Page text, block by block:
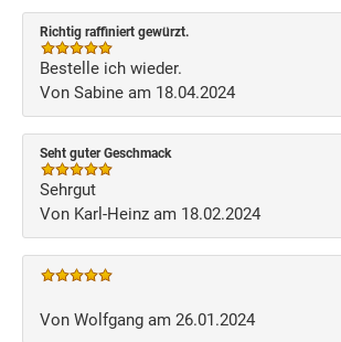
Richtig raffiniert gewürzt.
Bestelle ich wieder.
Von Sabine am 18.04.2024
Seht guter Geschmack
Sehrgut
Von Karl-Heinz am 18.02.2024
Von Wolfgang am 26.01.2024